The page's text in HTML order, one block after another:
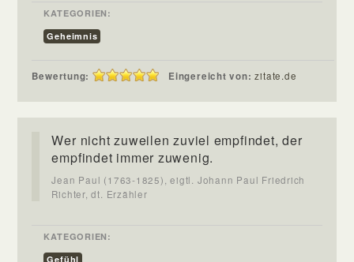
KATEGORIEN:
Geheimnis
Bewertung: Eingereicht von:zitate.de
Wer nicht zuweilen zuviel empfindet, der
empfindet immer zuwenig.
Jean Paul (1763-1825), eigtl. Johann Paul Friedrich
Richter, dt. Erzähler
KATEGORIEN:
Gefühl